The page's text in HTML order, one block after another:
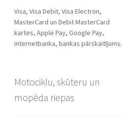
Visa, Visa Debit, Visa Electron,
MasterCard un Debit MasterCard
kartes, Apple Pay, Google Pay,
internetbanka, bankas pārskaitījums.
Motociklu, skūteru un
mopēda riepas